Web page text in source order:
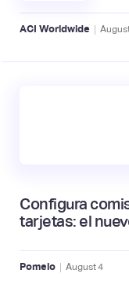
ACI Worldwide |
Configura
tarjetas: el
Pomelo | August4